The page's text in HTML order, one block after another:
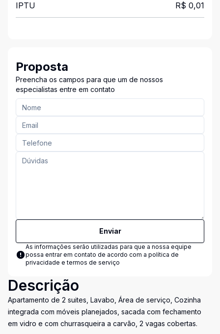
IPTU R$ 0,01
Proposta
Preencha os campos para que um de nossos
especialistas entre em contato
Enviar
As informações serão utilizadas para que a nossa equipe
possa entrar em contato de acordo com a política de
privacidade e termos de serviço
Descrição
Apartamento de 2 suites, Lavabo, Área de serviço, Cozinha
integrada com móveis planejados, sacada com fechamento
em vidro e com churrasqueira a carvão, 2 vagas cobertas.